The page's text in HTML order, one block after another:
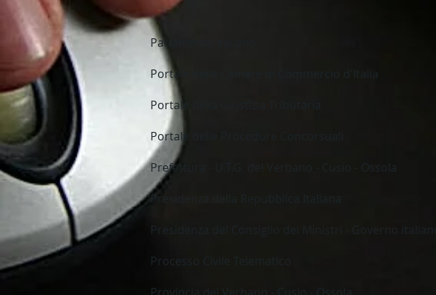
Parlamento Italiano
Portale delle Camere di Commercio d'Italia
Portale della Giustizia Tributaria
Portale delle Procedure Concorsuali
Prefettura - U.T.G. del Verbano - Cusio - Ossola
Presidenza della Repubblica Italiana
Presidenza del Consiglio dei Ministri - Governo italiano
Processo Civile Telematico